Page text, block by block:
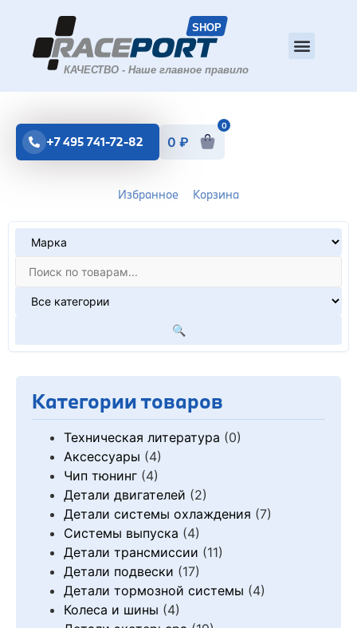
Избранное Корзина
🔍
+7 495 741-72-82 0 ₽
0
Категории товаров
Техническая литература (0)
Аксессуары (4)
Чип тюнинг (4)
Детали двигателей (2)
Детали системы охлаждения (7)
Системы выпуска (4)
Детали трансмиссии (11)
Детали подвески (17)
Детали тормозной системы (4)
Колеса и шины (4)